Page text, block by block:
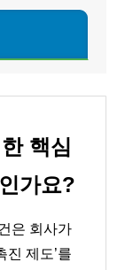
핵심
가요?
은 회사가
진 제도’를